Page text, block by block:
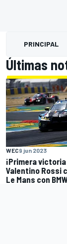
PRINCIPAL
Últimas
WEC9 jun 2023
¡Primera victoria
Valentino Rossi
Le Mans con